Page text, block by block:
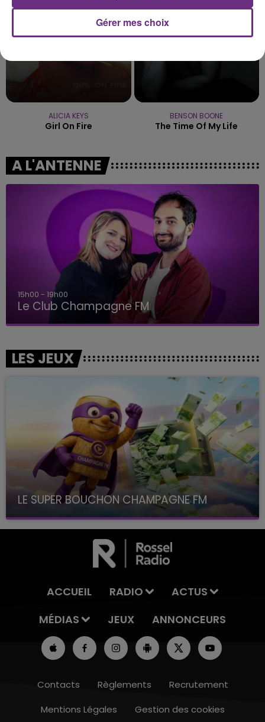
ALICIA KEYS
Girl On Fire
BENSON BOONE
The Time Of My Life
A L'ANTENNE
15h00 - 19h00
Le Club Champagne FM
LES JEUX
LE SUPER BOUCHON CHAMPAGNE FM
avec La Famille Champagne FM, à 8H10
ACCUEIL RADIO
ACTUS
MÉDIAS
JEUX ANNONCEURS
Contacts Règlements
Recrutement
Mentions Légales
Gestion des cookies
Gérer mes choix